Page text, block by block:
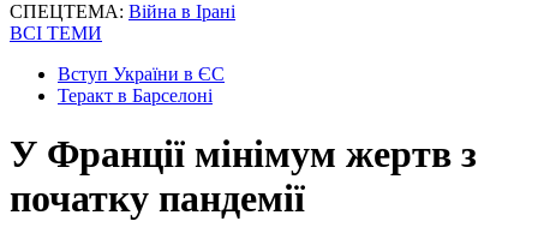
СПЕЦТЕМА: Війна в Ірані
ВСІ ТЕМИ
Вступ України в ЄС
Теракт в Барселоні
У Франції мінімум жертв з
початку пандемії